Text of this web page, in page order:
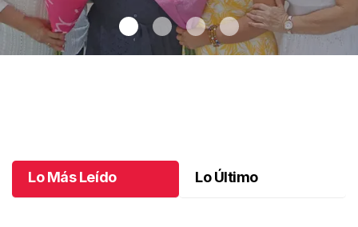
Lo Más Leído Lo Último